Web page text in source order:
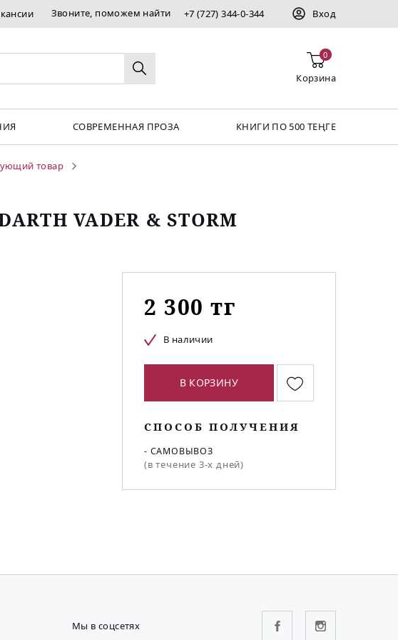
Звоните, поможем найти +7 (727) 344-0-344 Вход
0
Корзина
СОВРЕМЕННАЯ ПРОЗА КНИГИ ПО 500 ТЕҢГЕ
товар
VADER & STORM
2 300 тг
В наличии
В КОРЗИНУ
СПОСОБ ПОЛУЧЕНИЯ
- САМОВЫВОЗ
(в течение 3-х дней)
Мы в соцсетях